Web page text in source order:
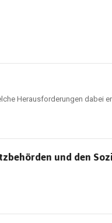
Herausforderungen dabei
und den